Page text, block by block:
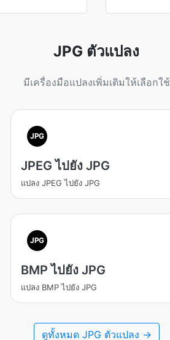
JPG ตัวแปลง
มีเครื่องมือแปลงเพิ่มเติมให้เลือกใช้
JPG
JPEG ไปยัง JPG
แปลง JPEG ไปยัง JPG
JPG
BMP ไปยัง JPG
แปลง BMP ไปยัง JPG
ดูทั้งหมด JPG ตัวแปลง →